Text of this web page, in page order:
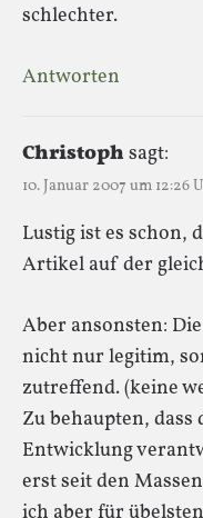
schlechter.
Antworten
Christoph sagt:
10. Januar 2007 um 12:26
Lustig ist es schon,
Artikel auf der
Aber ansonsten:
nicht nur legitim,
zutreffend. (keine
Zu behaupten,
Entwicklung
erst seit den